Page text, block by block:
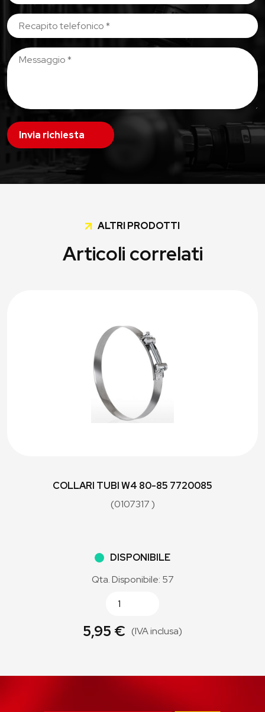
Invia richiesta
ALTRI PRODOTTI
Articoli correlati
COLLARI TUBI W4 80-85 7720085
(0107317 )
DISPONIBILE
Qta. Disponibile: 57
5,95 € (IVA inclusa)